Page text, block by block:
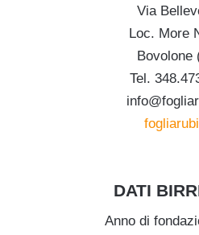
Via
Loc. More
Bovolone
Tel.
DATI
Anno di